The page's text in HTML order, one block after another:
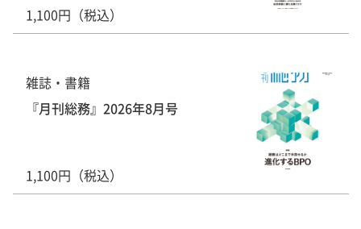
1,100円（税込）
雑誌・書籍
『月刊総務』2026年8月号
1,100円（税込）